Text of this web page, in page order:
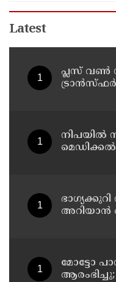
Latest
പ്ലസ് വൺ
നിപയിൽ
അറിയാൻ
മോട്ടോ